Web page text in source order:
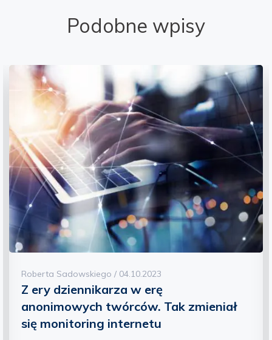
Podobne wpisy
Roberta Sadowskiego / 04.10.2023
Z ery dziennikarza w erę
anonimowych twórców. Tak zmieniał
się monitoring internetu